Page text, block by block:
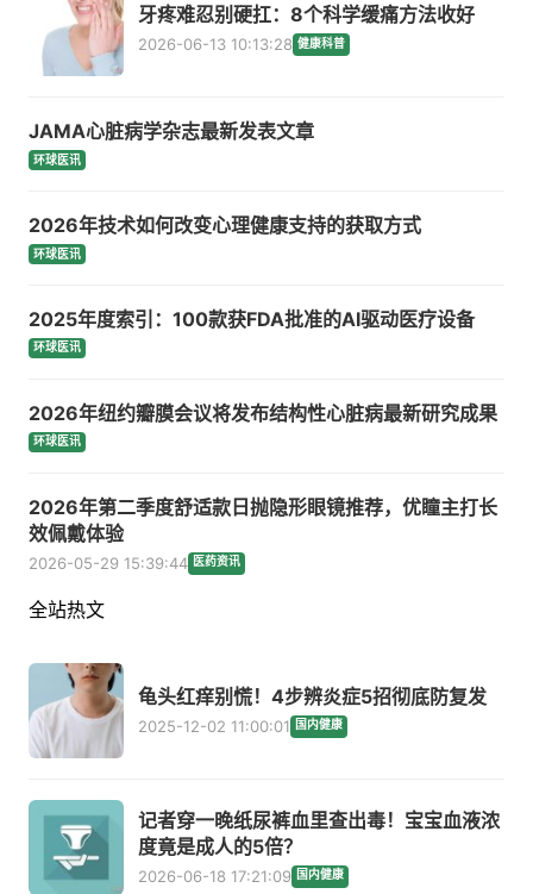
牙疼难忍别硬扛：8个科学缓痛方法收好
2026-06-13 10:13:28 健康科普
JAMA心脏病学杂志最新发表文章
环球医讯
2026年技术如何改变心理健康支持的获取方式
环球医讯
2025年度索引：100款获FDA批准的AI驱动医疗设备
环球医讯
2026年纽约瓣膜会议将发布结构性心脏病最新研究成果
环球医讯
2026年第二季度舒适款日抛隐形眼镜推荐，优瞳主打长
效佩戴体验
2026-05-29 15:39:44 医药资讯
全站热文
龟头红痒别慌！4步辨炎症5招彻底防复发
2025-12-02 11:00:01 国内健康
记者穿一晚纸尿裤血里查出毒！宝宝血液浓
度竟是成人的5倍？
2026-06-18 17:21:09 国内健康